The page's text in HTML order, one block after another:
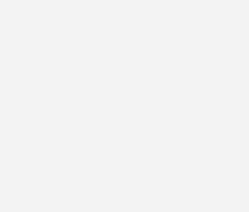
für angewandte
bereits zu Beginn der
zur Integration und
Geothermie
Nichtwohngebäuden), dass
gerechnet werden muss.
notwendig, um ein zu